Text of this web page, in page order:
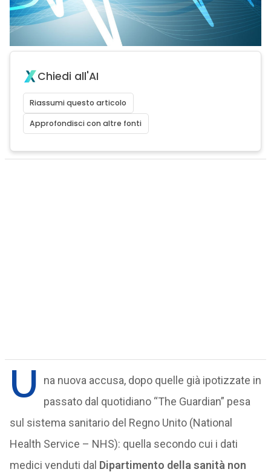
Chiedi all'AI
Riassumi questo articolo
Approfondisci con altre fonti
U
na nuova accusa, dopo quelle già ipotizzate in
passato dal quotidiano “The Guardian” pesa
sul sistema sanitario del Regno Unito (National
Health Service – NHS): quella secondo cui i dati
medici venduti dal Dipartimento della sanità non